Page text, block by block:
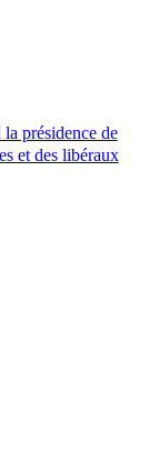
présidence de
et des libéraux